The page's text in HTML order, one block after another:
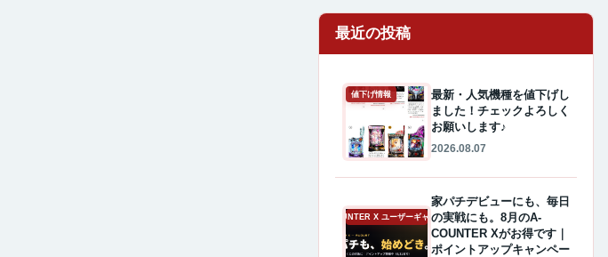
最近の投稿
値下げ情報
最新・人気機種を値下げし
ました！チェックよろしく
お願いします♪
2026.08.07
A-COUNTER X ユーザーギャラリー
家パチデビューにも、毎日
の実戦にも。8月のA-
COUNTER Xがお得です｜
ポイントアップキャンペー